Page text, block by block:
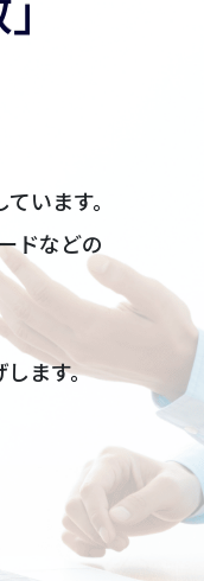
います。
ドなどの
ます。